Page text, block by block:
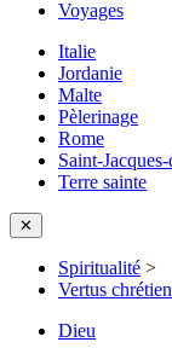
Voyages
Italie
Jordanie
Malte
Pèlerinage
Rome
Saint-
Terre sainte
✕
Spiritualité >
Vertus
Dieu